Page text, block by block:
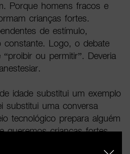
Porque homens fracos e
crianças fortes.
de estímulo,
constante. Logo, o debate
ou permitir”. Deveria
idade substitui um exemplo
substitui uma conversa
tecnológico prepara alguém
queremos crianças fortes